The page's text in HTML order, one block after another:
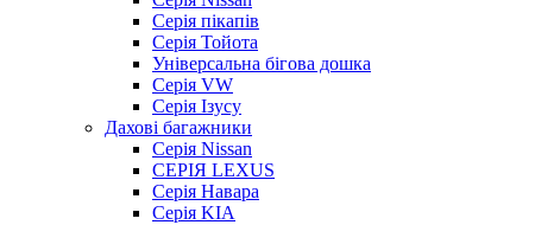
Серія пікапів
Серія Тойота
Універсальна бігова дошка
Серія VW
Серія Ізусу
Дахові багажники
Серія Nissan
СЕРІЯ LEXUS
Серія Навара
Серія KIA